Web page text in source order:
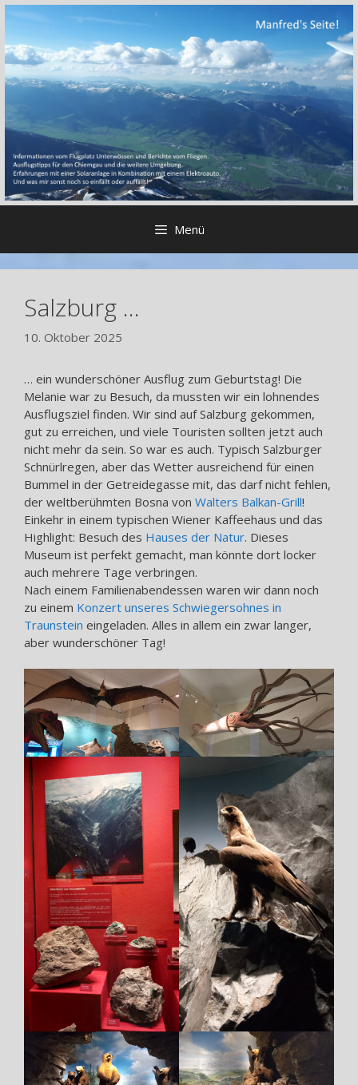
Zum
springen
Menü
Salzburg …
10. Oktober 2025
… ein wunderschöner Ausflug zum Geburtstag! Die
Melanie war zu Besuch, da mussten wir ein lohnendes
Ausflugsziel finden. Wir sind auf Salzburg gekommen,
gut zu erreichen, und viele Touristen sollten jetzt auch
nicht mehr da sein. So war es auch. Typisch Salzburger
Schnürlregen, aber das Wetter ausreichend für einen
Bummel in der Getreidegasse mit, das darf nicht fehlen,
der weltberühmten Bosna von Walters Balkan-Grill!
Einkehr in einem typischen Wiener Kaffeehaus und das
Highlight: Besuch des Hauses der Natur. Dieses
Museum ist perfekt gemacht, man könnte dort locker
auch mehrere Tage verbringen.
Nach einem Familienabendessen waren wir dann noch
zu einem Konzert unseres Schwiegersohnes in
Traunstein eingeladen. Alles in allem ein zwar langer,
aber wunderschöner Tag!